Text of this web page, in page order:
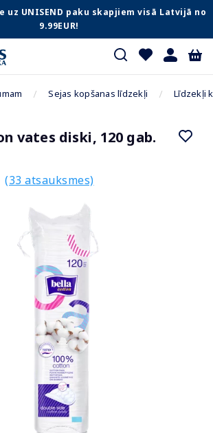
uz UNISEND paku skapjiem visā Latvijā no
9.99EUR!
Sejas kopšanas līdzekļi Līdzekļi
vates diski, 120 gab.
(33 atsauksmes)